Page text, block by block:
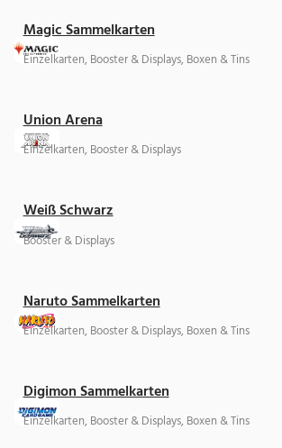
Magic Sammelkarten
Einzelkarten, Booster & Displays, Boxen & Tins
Union Arena
Einzelkarten, Booster & Displays
Weiß Schwarz
Booster & Displays
Naruto Sammelkarten
Einzelkarten, Booster & Displays, Boxen & Tins
Digimon Sammelkarten
Einzelkarten, Booster & Displays, Boxen & Tins